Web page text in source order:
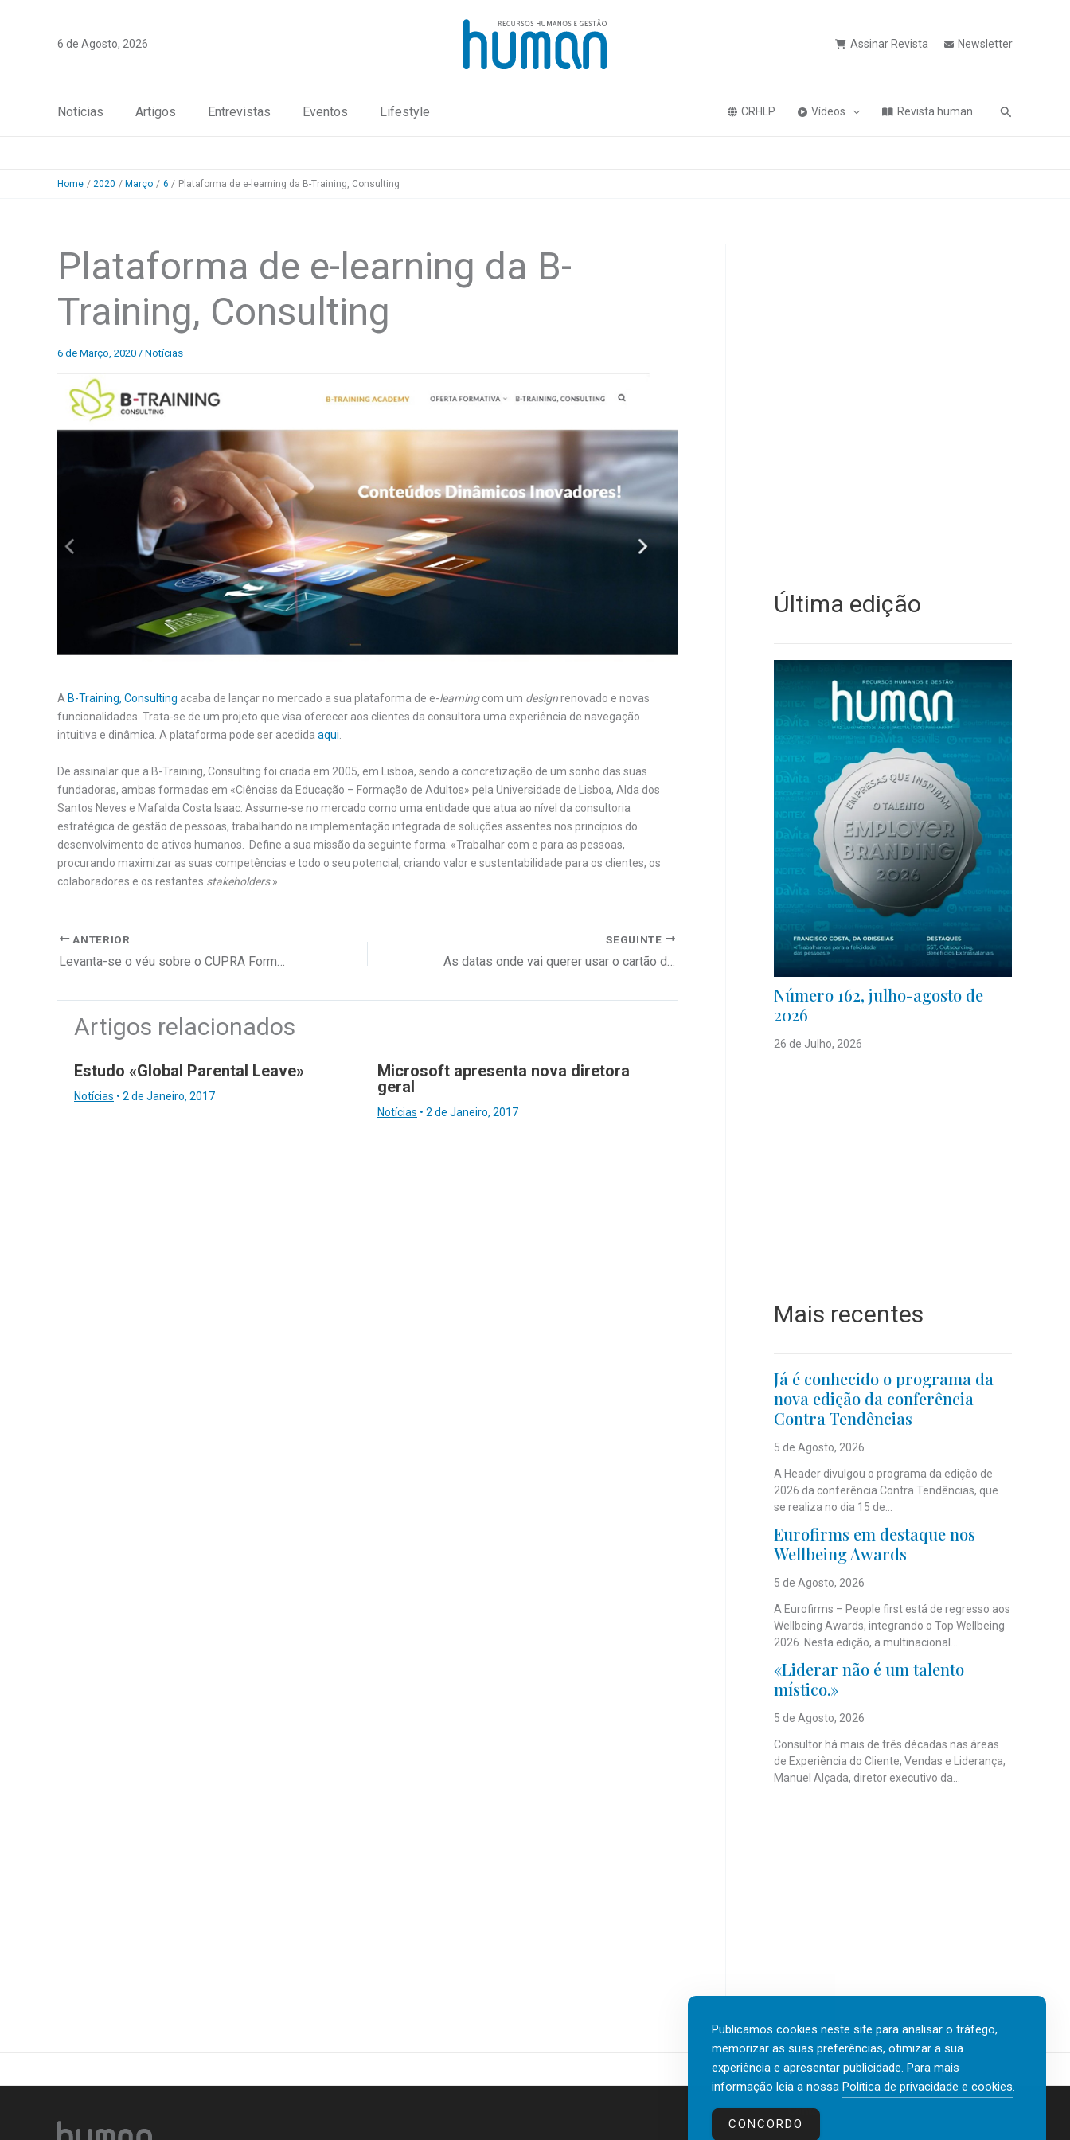
6 de Agosto, 2026 Assinar Revista Newsletter
Notícias Artigos Entrevistas Eventos Lifestyle CRHLP Vídeos Revista human Pesquisa
Home 2020 Março 6 Plataforma de e-learning da B-Training, Consulting
Plataforma de e-learning da B-
Training, Consulting
6 de Março, 2020 / Notícias
A B-Training, Consulting acaba de lançar no mercado a sua plataforma de e-learningcom um designrenovado e novas
funcionalidades. Trata-se de um projeto que visa oferecer aos clientes da consultora uma experiência de navegação
intuitiva e dinâmica. A plataforma pode ser acedida aqui
De assinalar que a B-Training, Consulting foi criada em 2005, em Lisboa, sendo a concretização de um sonho das suas
fundadoras, ambas formadas em «Ciências da Educação – Formação de Adultos» pela Universidade de Lisboa, Alda dos
Santos Neves e Mafalda Costa Isaac. Assume-se no mercado como uma entidade que atua ao nível da consultoria
estratégica de gestão de pessoas, trabalhando na implementação integrada de soluções assentes nos princípios do
desenvolvimento de ativos humanos. Define a sua missão da seguinte forma: «Trabalhar com e para as pessoas,
procurando maximizar as suas competências e todo o seu potencial, criando valor e sustentabilidade para os clientes, os
colaboradores e os restantes stakeholders.»
ANTERIOR
Levanta-se o véu sobre o CUPRA Formentor
SEGUINTE
As datas onde vai querer usar o cartão de crédito
Artigos relacionados
Estudo «Global Parental Leave»
Notícias • 2 de Janeiro, 2017
Microsoft apresenta nova diretora
geral
Notícias • 2 de Janeiro, 2017
Última edição
Número 162, julho-agosto de
2026
26 de Julho, 2026
Mais recentes
Já é conhecido o programa da
nova edição da conferência
Contra Tendências
5 de Agosto, 2026
A Header divulgou o programa da edição de
2026 da conferência Contra Tendências, que
se realiza no dia 15 de...
Eurofirms em destaque nos
Wellbeing Awards
5 de Agosto, 2026
A Eurofirms – People first está de regresso aos
Wellbeing Awards, integrando o Top Wellbeing
2026. Nesta edição, a multinacional...
«Liderar não é um talento
místico.»
5 de Agosto, 2026
Consultor há mais de três décadas nas áreas
de Experiência do Cliente, Vendas e Liderança,
Manuel Alçada, diretor executivo da...
Contactos
Publicamos cookies neste site para analisar o tráfego,
memorizar as suas preferências, otimizar a sua
experiência e apresentar publicidade. Para mais
informação leia a nossa Política de privacidade e cookies.
CONCORDO